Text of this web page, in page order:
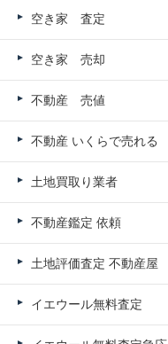
空き家 査定
空き家 売却
不動産 売値
不動産 いくらで売れる
土地買取り業者
不動産鑑定 依頼
土地評価査定 不動産屋
イエウール無料査定